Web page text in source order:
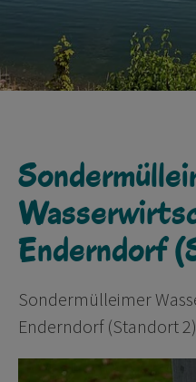
Enderndorf
Sondermülleimer
Enderndorf (Standort 2)